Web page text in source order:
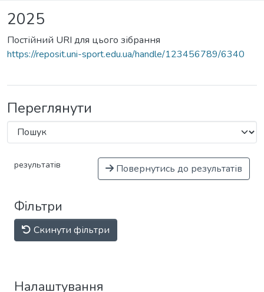
2025
Постійний URI для цього зібрання
https://reposit.uni-sport.edu.ua/handle/123456789/6340
Переглянути
результатів Повернутись до результатів
Фільтри
Скинути фільтри
Налаштування